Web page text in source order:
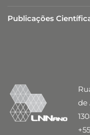
Publicações
de